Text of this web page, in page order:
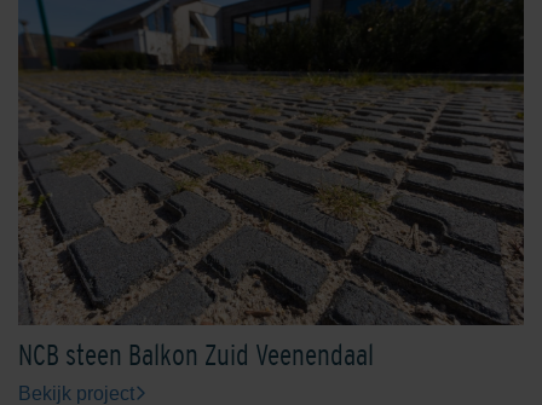
NCB steen Balkon Zuid Veenendaal
Bekijk project